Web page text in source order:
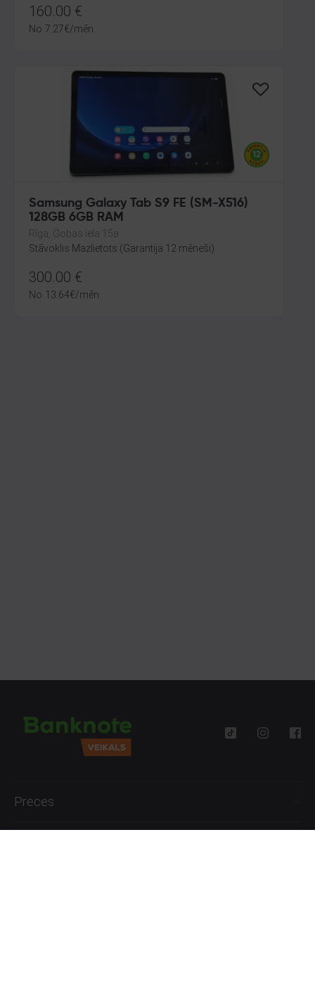
160.00 €
No 7.27€/mēn.
Samsung Galaxy Tab S9 FE (SM-X516)
128GB 6GB RAM
Rīga, Gobas iela 15a
Stāvoklis Mazlietots (Garantija 12 mēneši)
300.00 €
No 13.64€/mēn.
Preces